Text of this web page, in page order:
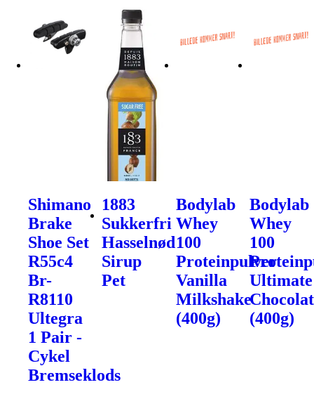
Shimano
Brake
Shoe Set
R55c4
Br-
R8110
Ultegra
1 Pair -
Cykel
Bremseklods
1883
Sukkerfri
Hasselnød
Sirup
Pet
Bodylab
Whey
100
Proteinpulver
Vanilla
Milkshake
(400g)
Bodylab
Whey
100
Ultimate
(400g)